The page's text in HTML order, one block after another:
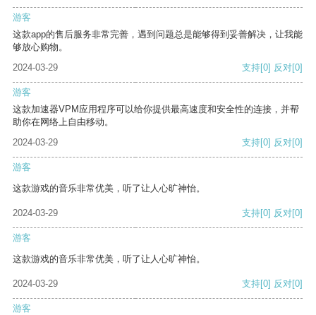
游客
这款app的售后服务非常完善，遇到问题总是能够得到妥善解决，让我能
够放心购物。
2024-03-29
支持[0] 反对[0]
游客
这款加速器VPM应用程序可以给你提供最高速度和安全性的连接，并帮
助你在网络上自由移动。
2024-03-29
支持[0] 反对[0]
游客
这款游戏的音乐非常优美，听了让人心旷神怡。
2024-03-29 支持[0] 反对[0]
游客
这款游戏的音乐非常优美，听了让人心旷神怡。
2024-03-29 支持[0] 反对[0]
游客